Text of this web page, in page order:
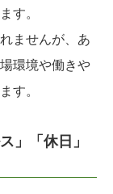
す。
ませんが、あ
環境や働きや
す。
」「休日」